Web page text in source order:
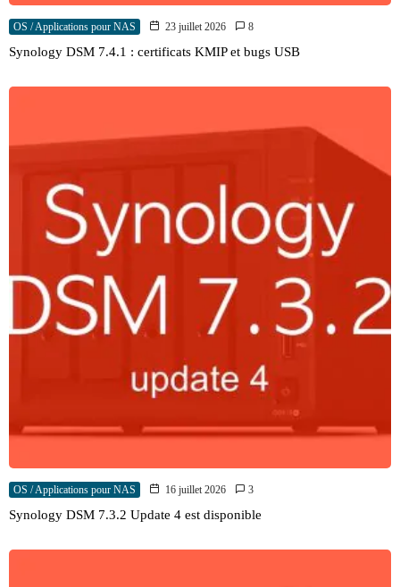
OS / Applications pour NAS 23 juillet 2026 8
Synology DSM 7.4.1 : certificats KMIP et bugs USB
OS / Applications pour NAS 16 juillet 2026 3
Synology DSM 7.3.2 Update 4 est disponible